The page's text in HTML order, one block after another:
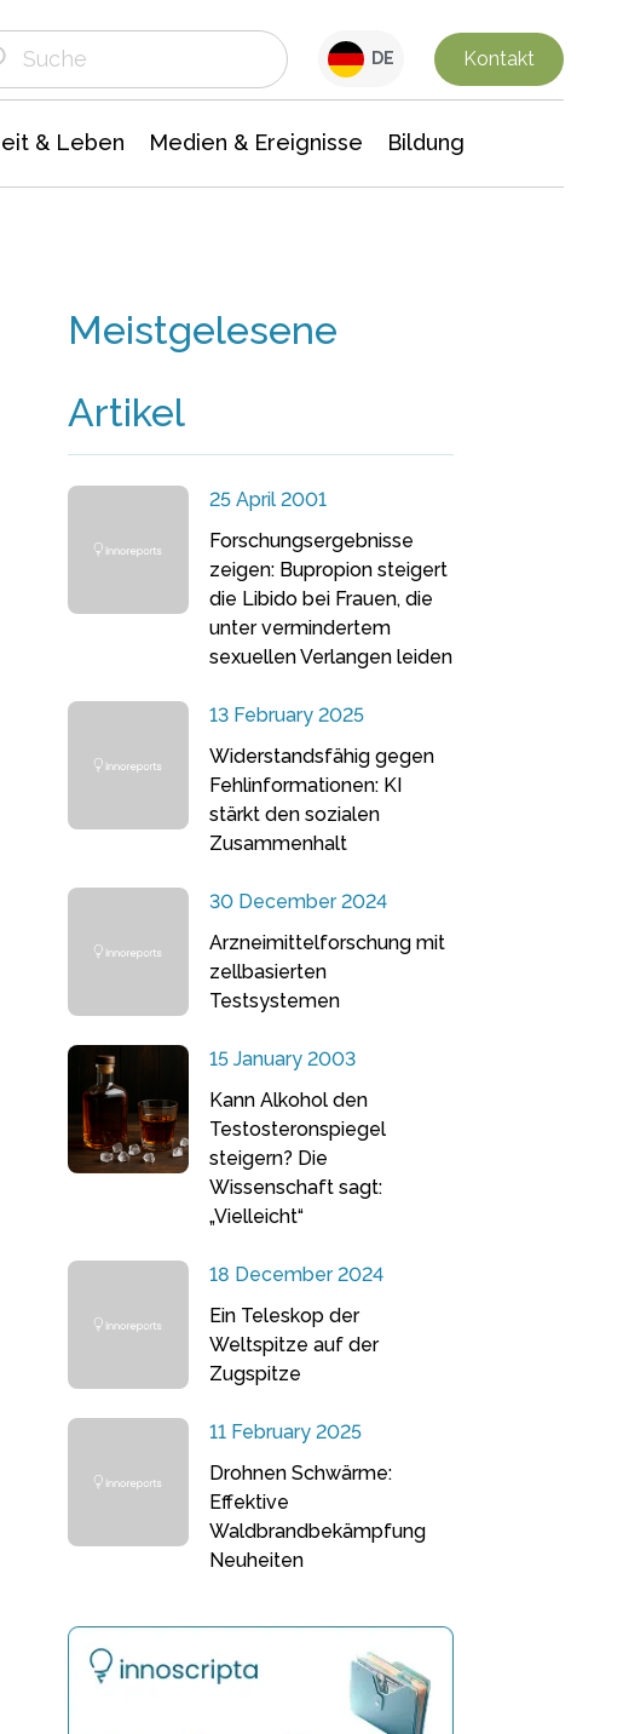
DE Kontakt
& Leben Medien & Ereignisse Bildung
Meistgelesene
Artikel
25 April 2001
Forschungsergebnisse
zeigen: Bupropion steigert
die Libido bei Frauen, die
unter vermindertem
sexuellen Verlangen leiden
13 February 2025
Widerstandsfähig gegen
Fehlinformationen: KI
stärkt den sozialen
Zusammenhalt
30 December 2024
Arzneimittelforschung mit
zellbasierten
Testsystemen
15 January 2003
Kann Alkohol den
Testosteronspiegel
steigern? Die
Wissenschaft sagt:
„Vielleicht“
18 December 2024
Ein Teleskop der
Weltspitze auf der
Zugspitze
11 February 2025
Drohnen Schwärme:
Effektive
Waldbrandbekämpfung
Neuheiten